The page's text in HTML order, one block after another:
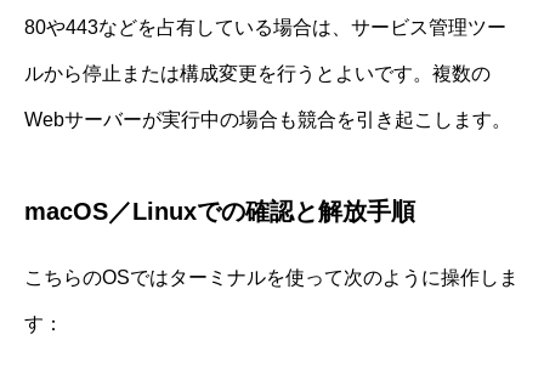
80や443などを占有している場合は、サービス管理ツー
ルから停止または構成変更を行うとよいです。複数の
Webサーバーが実行中の場合も競合を引き起こします。
macOS／Linuxでの確認と解放手順
こちらのOSではターミナルを使って次のように操作しま
す：